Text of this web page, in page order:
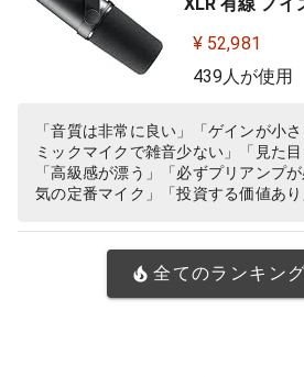
ミング 音声
ィング
宅録 テレワー
カー保証2年】
¥ 52,981
439人が使用
「音質は非常に良い」「ゲインが小
ミックマイクで雑音少ない」「見た目
「高級感が漂う」「必ずプリアンプ
気の定番マイク」「投資する価値あり
全てのランキン